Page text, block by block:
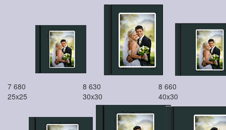
7 680 8 630
8 660
25x25
30x30 40x30